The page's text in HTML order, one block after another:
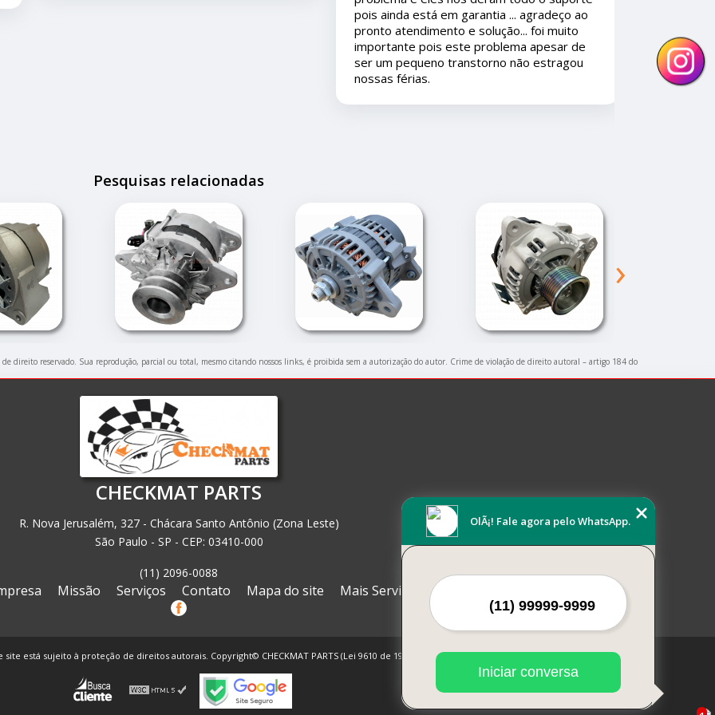
existisse mais empresas assim os
consumidores iam amar.
Pesquisas relacionadas
›
direito reservado. Sua reprodução, parcial ou total, mesmo citando nossos links, é proibida sem a autorização do autor. Crime de violação de direito autoral – artigo 184 do
CHECKMAT PARTS
R. Nova Jerusalém, 327 - Chácara Santo Antônio (Zona Leste)
São Paulo - SP - CEP: 03410-000
(11) 2096-0088
Missão Serviços Contato Mapa do site Mais Serviços
está sujeito à proteção de direitos autorais. Copyright© CHECKMAT PARTS (Lei 9610 de 19/02/1998)
OlÃ¡! Fale agora pelo WhatsApp.
Iniciar conversa